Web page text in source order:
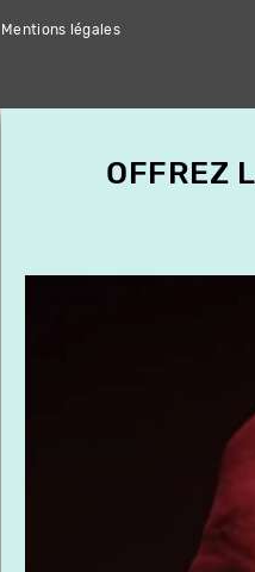
Mentions légales
OFFREZ